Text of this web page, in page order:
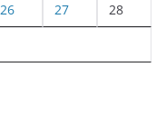
26 27 28